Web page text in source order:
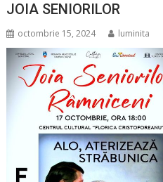
JOIA SENIORILOR
octombrie 15, 2024 luminita